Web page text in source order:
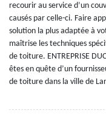
recourir au service d’un
causés par celle-ci. Faire
solution la plus adaptée à
maîtrise les techniques
de toiture. ENTREPRISE
êtes en quête d’un
de toiture dans la ville de